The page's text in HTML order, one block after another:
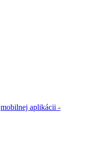
mobilnej aplikácii -